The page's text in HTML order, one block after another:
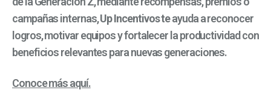
campañas internas,Up Incentivos teayuda a reconocer
logros, motivar equipos y fortalecer la productividad con
beneficios relevantes para nuevas generaciones.
Conoce más aquí.